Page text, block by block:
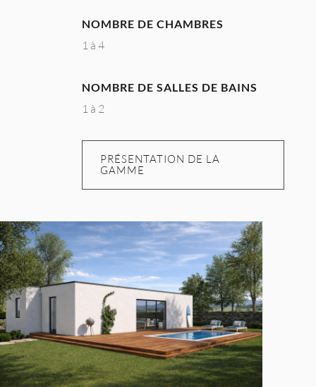
NOMBRE DE CHAMBRES
1 à 4
NOMBRE DE SALLES DE BAINS
1 à 2
PRÉSENTATION DE LA
GAMME